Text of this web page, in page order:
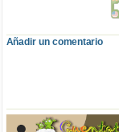
Añadir un comentario